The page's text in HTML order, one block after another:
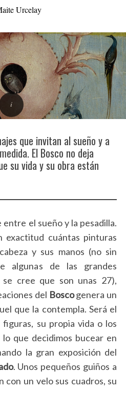
Urcelay
que invitan al sueño y a
El Bosco no deja
su vida y su obra están
entre el sueño y la pesadilla.
exactitud cuántas pinturas
y sus manos (no sin
algunas de las grandes
se cree que son unas 27),
del Boscogenera un
que la contempla. Será el
su propia vida o los
que decidimos bucear en
la gran exposición del
. Unos pequeños guiños a
con un velo sus cuadros, su